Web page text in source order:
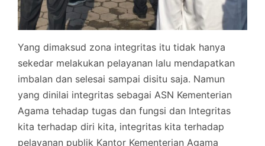
Yang dimaksud zona integritas itu tidak hanya
sekedar melakukan pelayanan lalu mendapatkan
imbalan dan selesai sampai disitu saja. Namun
yang dinilai integritas sebagai ASN Kementerian
Agama tehadap tugas dan fungsi dan Integritas
kita terhadap diri kita, integritas kita terhadap
pelayanan publik Kantor Kementerian Agama